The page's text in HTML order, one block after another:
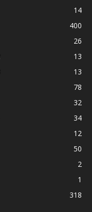
14
400
26
13
13
78
32
34
12
50
2
1
318